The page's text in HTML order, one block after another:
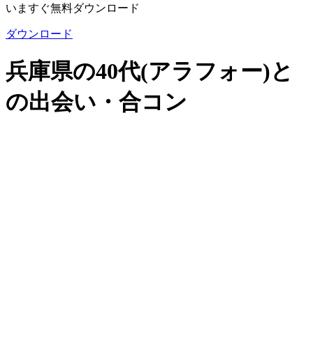
いますぐ無料ダウンロード
ダウンロード
兵庫県の40代(アラフォー)と
の出会い・合コン